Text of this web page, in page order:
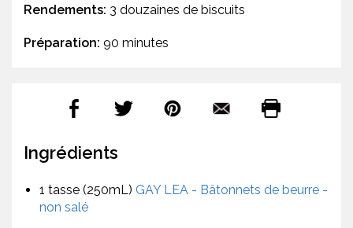
Rendements: 3 douzaines de biscuits
Préparation: 90 minutes
Ingrédients
1 tasse (250mL) GAY LEA - Bâtonnets de beurre -
non salé